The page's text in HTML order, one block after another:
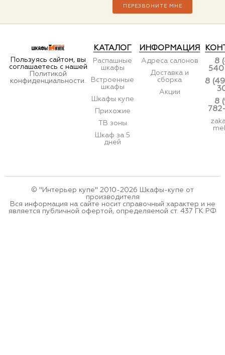
Пользуясь сайтом, вы
соглашаетесь с нашей
Политикой
конфиденциальности.
КАТАЛОГ
Распашные
шкафы
Встроенные
шкафы
Шкафы купе
Прихожие
ТВ зоны
Шкаф за 5
дней
ИНФОРМАЦИЯ
Адреса салонов
Доставка и
сборка
Акции
8
8
8
© "Интерьер купе" 2010-2026 Шкафы-купе от
производителя
Вся информация на сайте носит справочный характер и не
является публичной офертой, определяемой ст. 437 ГК РФ